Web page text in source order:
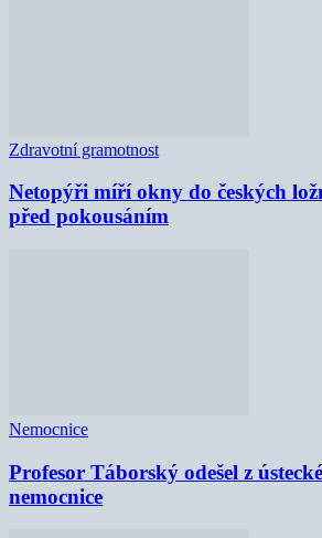
Zdravotní gramotnost
Netopýři míří okny do českých
před pokousáním
Nemocnice
Profesor Táborský odešel z
nemocnice